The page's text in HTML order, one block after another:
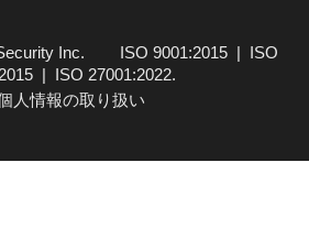
Inc. ISO 9001:2015 | ISO
| ISO 27001:2022.
人情報の取り扱い